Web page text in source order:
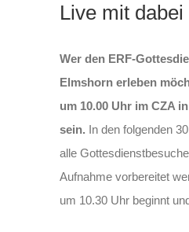
Live mit dabei
Wer den ERF-
Elmshorn erleben
um 10.00 Uhr im CZA
sein. In den folgenden
alle
Aufnahme vorbereitet
um 10.30 Uhr beginnt